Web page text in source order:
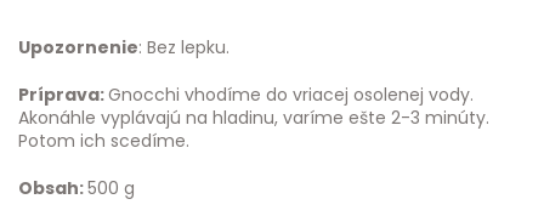
Upozornenie: Bez lepku.
Príprava:Gnocchi vhodíme do vriacej osolenej vody.
Akonáhle vyplávajú na hladinu, varíme ešte 2-3 minúty.
Potom ich scedíme.
Obsah:500 g